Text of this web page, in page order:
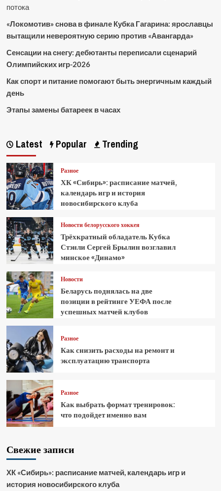
потока
«Локомотив» снова в финале Кубка Гагарина: ярославцы
вытащили невероятную серию против «Авангарда»
Сенсации на снегу: дебютанты переписали сценарий
Олимпийских игр-2026
Как спорт и питание помогают быть энергичным каждый
день
Этапы замены батареек в часах
Latest Popular Trending
Разное
ХК «Сибирь»: расписание матчей,
календарь игр и история
новосибирского клуба
Новости белорусского хоккея
Трёхкратный обладатель Кубка
Стэнли Сергей Брылин возглавил
минское «Динамо»
Новости
Беларусь поднялась на две
позиции в рейтинге УЕФА после
успешных матчей клубов
Разное
Как снизить расходы на ремонт и
эксплуатацию транспорта
Разное
Как выбрать формат тренировок:
что подойдет именно вам
Свежие записи
ХК «Сибирь»: расписание матчей, календарь игр и
история новосибирского клуба